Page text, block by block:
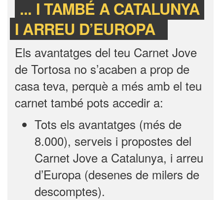
... I TAMBÉ A CATALUNYA
I ARREU D’EUROPA
Els avantatges del teu Carnet Jove
de Tortosa no s’acaben a prop de
casa teva, perquè a més amb el teu
carnet també pots accedir a:
Tots els avantatges (més de
8.000), serveis i propostes del
Carnet Jove a Catalunya, i arreu
d’Europa (desenes de milers de
descomptes).